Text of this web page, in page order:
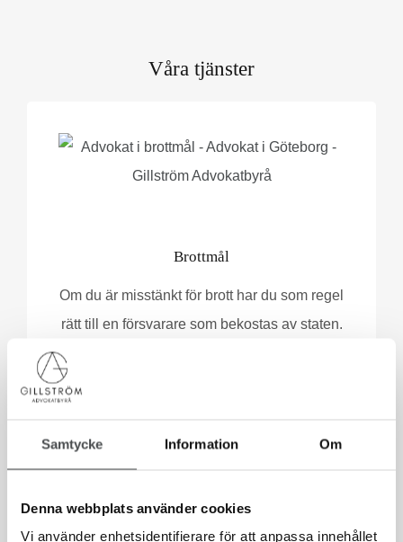
Samtycke Information Om
Denna webbplats använder cookies
Vi använder enhetsidentifierare för att anpassa innehållet
Våra tjänster
Brottmål
Om du är misstänkt för brott har du som regel
rätt till en försvarare som bekostas av staten.